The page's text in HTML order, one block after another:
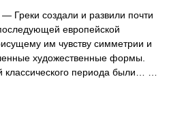
— Греки создали и развили почти
европейской
им чувству симметрии и
художественные формы.
классического периода были… …